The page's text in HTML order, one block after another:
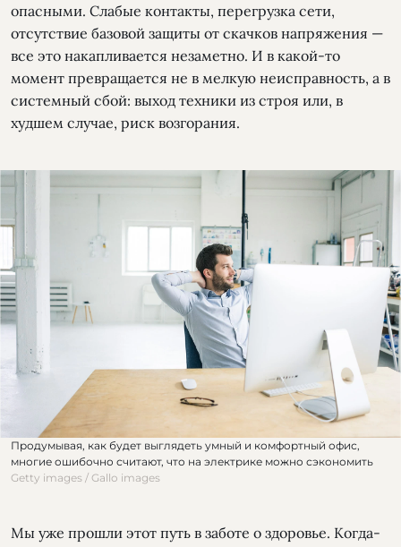
опасными. Слабые контакты, перегрузка сети,
отсутствие базовой защиты от скачков напряжения —
все это накапливается незаметно. И в какой-то
момент превращается не в мелкую неисправность, а в
системный сбой: выход техники из строя или, в
худшем случае, риск возгорания.
Продумывая, как будет выглядеть умный и комфортный офис,
многие ошибочно считают, что на электрике можно сэкономить
Getty images / Gallo images
Мы уже прошли этот путь в заботе о здоровье. Когда-